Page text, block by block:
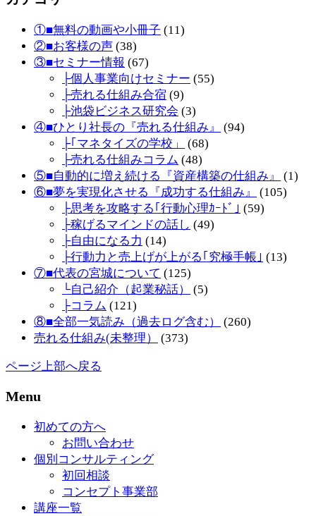
①■無料の動画や小冊子 (11)
②■お客様の声 (38)
③■セミナー情報 (67)
├個人事業向けセミナー (55)
├売れる仕組み合宿 (9)
├池袋ビジネス研究会 (3)
④■ひとり社長の『売れる仕組み』
(94)
├｢マネタイズの学校」
(68)
├売れる仕組みコラム (48)
⑤■自動的に増え続ける『資産構築の仕組み』
(1)
⑥■夢を実現化させる『成功する仕組み』
(105)
├思考を攻略する｢行動心理ｶｰﾄﾞ｣ (59)
├稼げるマインドの話し (49)
├自由になる力 (14)
├行動力と売上げが上がる｢究極手帳｣ (13)
⑦■代表の宮城について (125)
└自己紹介（起業秘話）
(5)
├コラム (121)
⑧■全部一気読み（過去ログ含む）
(260)
売れる仕組み(未整理）
(373)
ページ上部へ戻る
Menu
初めての方へ
お問い合わせ
個別コンサルティング
初回相談
コンセプト事業部
講座一覧